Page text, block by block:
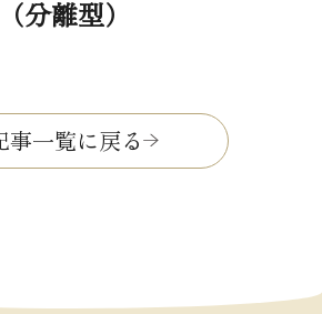
分離型）
事一覧に戻る